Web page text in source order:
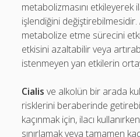
metabolizmasını etkileyerek
işlendiğini
metabolize etme sürecini
etkisini azaltabilir veya
istenmeyen yan etkilerin
Cialis ve alkolün bir arada
risklerini beraberinde
kaçınmak için, ilacı
sınırlamak veya tamamen